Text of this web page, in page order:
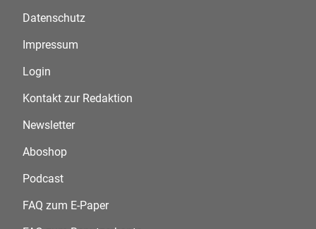
Datenschutz
Impressum
Login
Kontakt zur Redaktion
Newsletter
Aboshop
Podcast
FAQ zum E-Paper